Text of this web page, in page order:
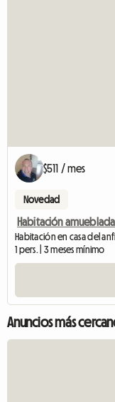
$511 / mes
Novedad
Habitación
Habitación en casa del
1 pers. | 3 meses mínimo
Anuncios más